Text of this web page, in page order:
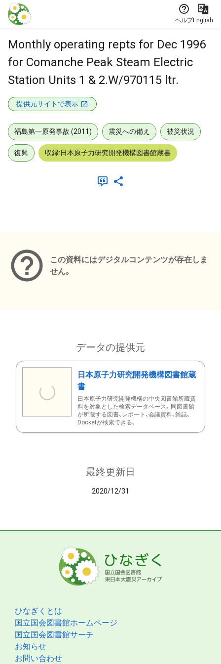
本文に飛ぶ
ヘルプEnglish
Monthly operating repts for Dec 1996
for Comanche Peak Steam Electric
Station Units 1 & 2.W/970115 ltr.
提供元サイトで表示
福島第一原発事故 (2011) 震災への備え 被災状況
復興 収録:日本原子力研究開発機構図書館蔵書
この資料にはデジタルコンテンツが存在しま
せん。
データの提供元
日本原子力研究開発機構図書館蔵
書
日本原子力研究開発機構の中央図書館所蔵資
料を対象とした検索データベース。同図書館
が所蔵する図書、レポート、会議資料、雑誌、
Docketが検索できる。
最終更新日
2020/12/31
ひなぎくとは
国立国会図書館ホームページ
国立国会図書館サーチ
お知らせ
お問い合わせ